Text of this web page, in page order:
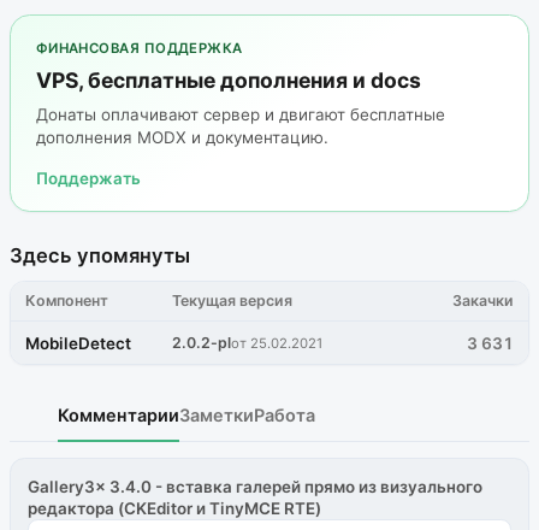
ФИНАНСОВАЯ ПОДДЕРЖКА
VPS, бесплатные дополнения и docs
Донаты оплачивают сервер и двигают бесплатные
дополнения MODX и документацию.
Поддержать
Здесь упомянуты
Компонент Текущая версия Закачки
MobileDetect 2.0.2-plот 25.02.2021 3 631
КомментарииЗаметкиРабота
Gallery3x 3.4.0 - вставка галерей прямо из визуального
редактора (CKEditor и TinyMCE RTE)